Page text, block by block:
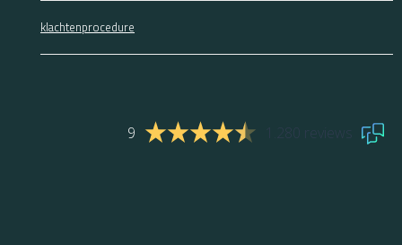
klachtenprocedure
9